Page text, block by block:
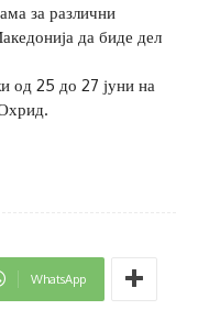
за различни
да биде дел
од 25 до 27 јуни на
WhatsApp